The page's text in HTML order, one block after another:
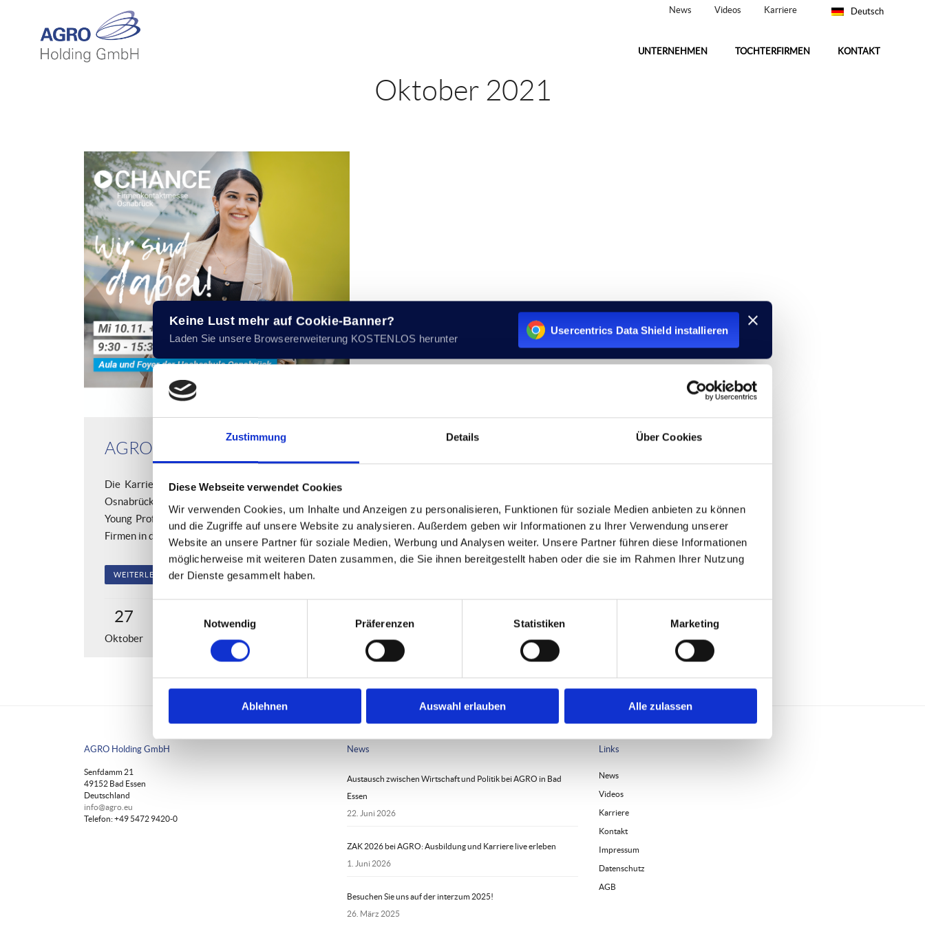
Keine Lust mehr auf Cookie-Banner?
Laden Sie unsere Browsererweiterung KOSTENLOS herunter
Usercentrics Data Shield installieren
Zustimmung Details Über Cookies
Diese Webseite verwendet Cookies
Wir verwenden Cookies, um Inhalte und Anzeigen zu personalisieren, Funktionen für soziale Medien anbieten zu können
und die Zugriffe auf unsere Website zu analysieren. Außerdem geben wir Informationen zu Ihrer Verwendung unserer
Website an unsere Partner für soziale Medien, Werbung und Analysen weiter. Unsere Partner führen diese Informationen
möglicherweise mit weiteren Daten zusammen, die Sie ihnen bereitgestellt haben oder die sie im Rahmen Ihrer Nutzung
der Dienste gesammelt haben.
Notwendig
Präferenzen Statistiken Marketing
Ablehnen Auswahl erlauben Alle zulassen
News Videos Karriere Deutsch
UNTERNEHMEN TOCHTERFIRMEN KONTAKT
Oktober 2021
AGRO auf der CHANCE 2021
Die Karrieremesse CHANCE an der Hochschule
Osnabrück bietet Studierenden, Absolventen und
Young Professionals die Möglichkeit, vor Ort mit
Firmen in den Austausch zu kommen und...
WEITERLESEN
27
Oktober
AGRO Holding GmbH
Senfdamm 21
49152 Bad Essen
Deutschland
info@agro.eu
Telefon: +49 5472 9420-0
News
Austausch zwischen Wirtschaft und Politik bei AGRO in Bad
Essen
22. Juni 2026
ZAK 2026 bei AGRO: Ausbildung und Karriere live erleben
1. Juni 2026
Besuchen Sie uns auf der interzum 2025!
26. März 2025
Links
News
Videos
Karriere
Kontakt
Impressum
Datenschutz
AGB